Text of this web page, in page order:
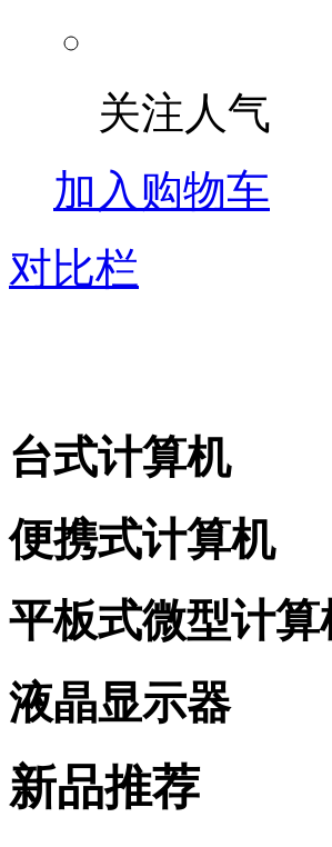
关注人气
加入购物车
对比栏
台式计算机
便携式计算机
平板式微型计算
液晶显示器
新品推荐